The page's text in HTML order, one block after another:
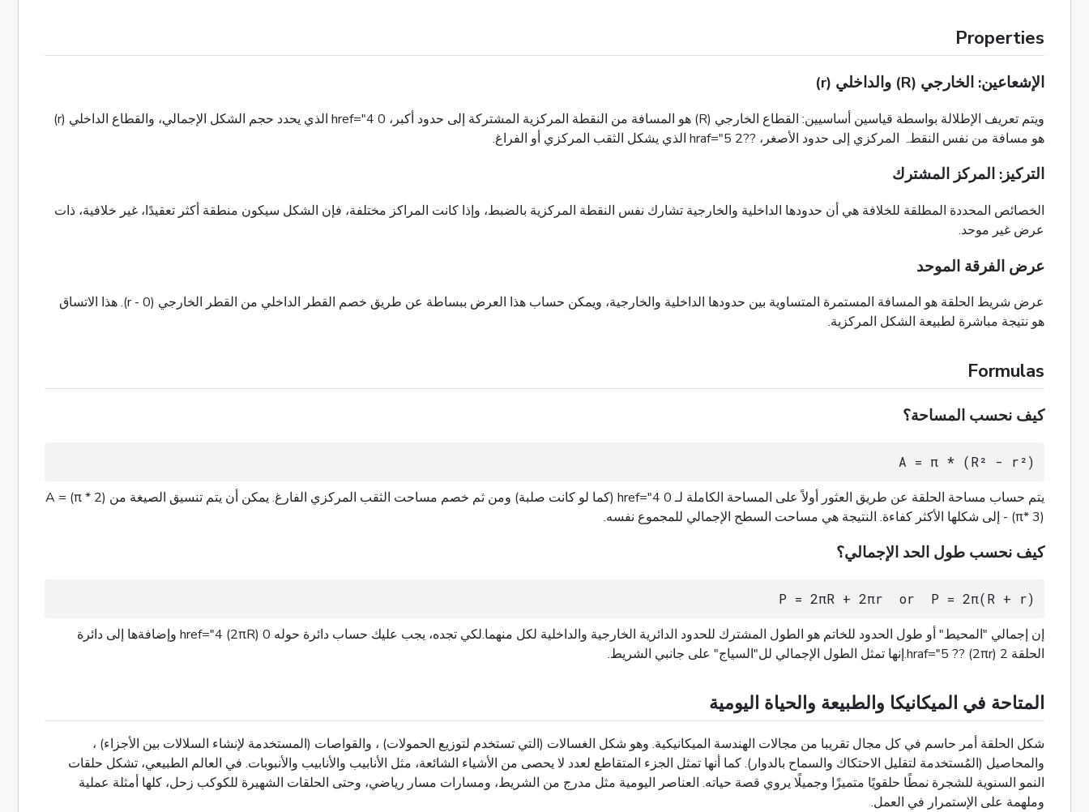
Properties
الإشعاعين: الخارجي (R) والداخلي (r)
ويتم تعريف الإطلالة بواسطة قياسين أساسيين: القطاع الخارجي (R) هو المسافة من النقطة المركزية المشتركة إلى حدود أكبر، 0 href="4 الذي يحدد حجم الشكل الإجمالي، والقطاع الداخلي (r)
هو مسافة من نفس النقطہ المركزي إلى حدود الأصغر، ??2 hraf="5 الذي يشكل الثقب المركزي أو الفراغ.
التركيز: المركز المشترك
الخصائص المحددة المطلقة للخلافة هي أن حدودها الداخلية والخارجية تشارك نفس النقطة المركزية بالضبط، وإذا كانت المراكز مختلفة، فإن الشكل سيكون منطقة أكثر تعقيدًا، غير خلافية، ذات
عرض غير موحد.
عرض الفرقة الموحد
عرض شريط الحلقة هو المسافة المستمرة المتساوية بين حدودها الداخلية والخارجية، ويمكن حساب هذا العرض ببساطة عن طريق خصم القطر الداخلي من القطر الخارجي (0 - r). هذا الاتساق
هو نتيجة مباشرة لطبيعة الشكل المركزية.
Formulas
كيف نحسب المساحة؟
A = π * (R² - r²)
يتم حساب مساحة الحلقة عن طريق العثور أولاً على المساحة الكاملة لـ 0 href="4 (كما لو كانت صلبة) ومن ثم خصم مساحت الثقب المركزي الفارغ. يمكن أن يتم تنسيق الصيغة من A = (π * 2)
- (π* 3) إلى شكلها الأكثر كفاءة. النتيجة هي مساحت السطح الإجمالي للمجموع نفسه.
كيف نحسب طول الحد الإجمالي؟
P = 2πR + 2πr  or  P = 2π(R + r)
إن إجمالي "المحيط" أو طول الحدود للخاتم هو الطول المشترك للحدود الدائرية الخارجية والداخلية لكل منهما.لكي تجده، يجب عليك حساب دائرة حوله 0 href="4 (2πR) وإضافةها إلى دائرة
الحلقة 2 hraf="5 ?? (2πr).إنها تمثل الطول الإجمالي لل"السياج" على جانبي الشريط.
المتاحة في الميكانيكا والطبيعة والحياة اليومية
شكل الحلقة أمر حاسم في كل مجال تقريبا من مجالات الهندسة الميكانيكية. وهو شكل الغسالات (التي تستخدم لتوزيع الحمولات) ، والقواصات (المستخدمة لإنشاء السلالات بين الأجزاء) ،
والمحاصيل (المُستخدمة لتقليل الاحتكاك والسماح بالدوار). كما أنها تمثل الجزء المتقاطع لعدد لا يحصى من الأشياء الشائعة، مثل الأنابيب والأنابيب والأنبوبات. في العالم الطبيعي، تشكل حلقات
النمو السنوية للشجرة نمطًا حلقويًا متميزًا وجميلًا يروي قصة حياته. العناصر اليومية مثل مدرج من الشريط، ومسارات مسار رياضي، وحتى الحلقات الشهيرة للكوكب زحل، كلها أمثلة عملية
وملهمة على الإستمرار في العمل.